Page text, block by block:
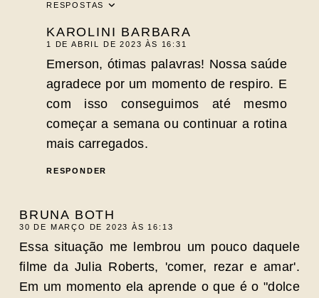
RESPOSTAS
KAROLINI BARBARA
1 DE ABRIL DE 2023 ÀS 16:31
Emerson, ótimas palavras! Nossa saúde
agradece por um momento de respiro. E
com isso conseguimos até mesmo
começar a semana ou continuar a rotina
mais carregados.
RESPONDER
BRUNA BOTH
30 DE MARÇO DE 2023 ÀS 16:13
Essa situação me lembrou um pouco daquele
filme da Julia Roberts, 'comer, rezar e amar'.
Em um momento ela aprende o que é o "dolce